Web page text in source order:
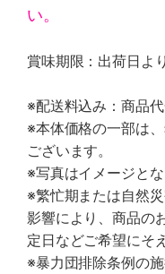
い。
賞味期限：出荷日よ
※配送料込み：商品
※本体価格の一部は
ございます。
※写真はイメージとな
※繁忙期または自然
影響により、商品の
定日などご希望にそ
※暴力団排除条例の